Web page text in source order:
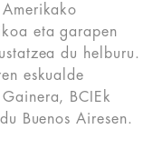
eta garapen
du helburu.
eskualde
BCIEk
Buenos Airesen.